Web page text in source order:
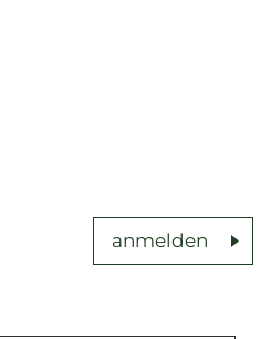
anmelden